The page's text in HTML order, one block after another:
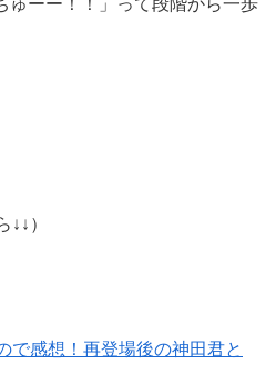
ゅーー！！」って段階から一歩
↓↓）
で感想！再登場後の神田君と